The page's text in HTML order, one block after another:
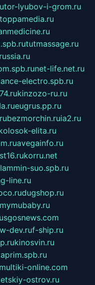
tor-lyubov-i-grom.ru
tutmassage.ru
net-life.net.ru
electro.spb.ru
kinzozo-ru.ru
eugrus.pp.ru
bezmorchin.ruia2.ru
elita.ru
avegainfo.ru
korru.net
lammin-suo.spb.ru
line.ru
dugshop.ru
mymubaby.ru
w-dev.ruf-ship.ru
kinosvin.ru
multiki-online.com
ostrov.ru